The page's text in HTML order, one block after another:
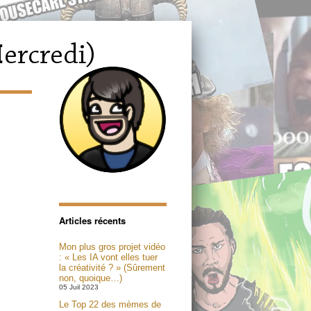
Articles récents
Mon plus gros projet vidéo
: « Les IA vont elles tuer
la créativité ? » (Sûrement
non, quoique…)
05 Juil 2023
Le Top 22 des mèmes de